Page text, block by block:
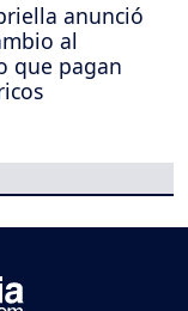
anunció
al
que pagan